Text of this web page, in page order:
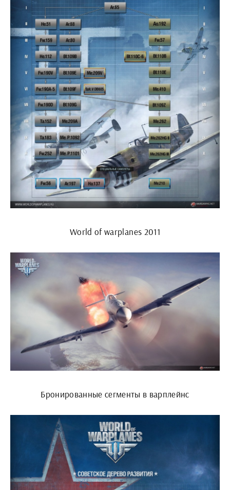
World of warplanes 2011
Бронированные сегменты в варплейнс